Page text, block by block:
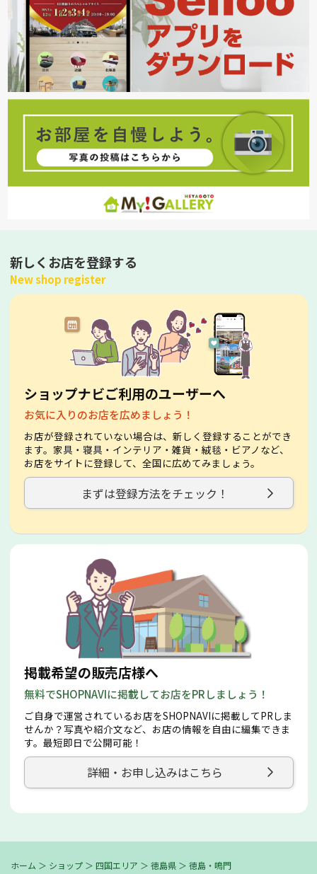
新しくお店を登録する
New shop register
ショップナビご利用のユーザーへ
お気に入りのお店を広めましょう！
お店が登録されていない場合は、新しく登録することができ
ます。家具・寝具・インテリア・雑貨・絨毯・ビアノなど、
お店をサイトに登録して、全国に広めてみましょう。
まずは登録方法をチェック！
掲載希望の販売店様へ
無料でSHOPNAVIに掲載してお店をPRしましょう！
ご自身で運営されているお店をSHOPNAVIに掲載してPRしま
せんか？写真や紹介文など、お店の情報を自由に編集できま
す。最短即日で公開可能！
詳細・お申し込みはこちら
ホーム ＞ ショップ ＞ 四国エリア ＞ 徳島県 ＞ 徳島・鳴門